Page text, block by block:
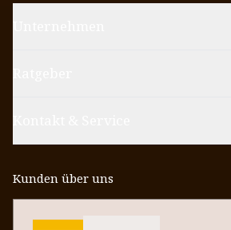
Kunden über uns